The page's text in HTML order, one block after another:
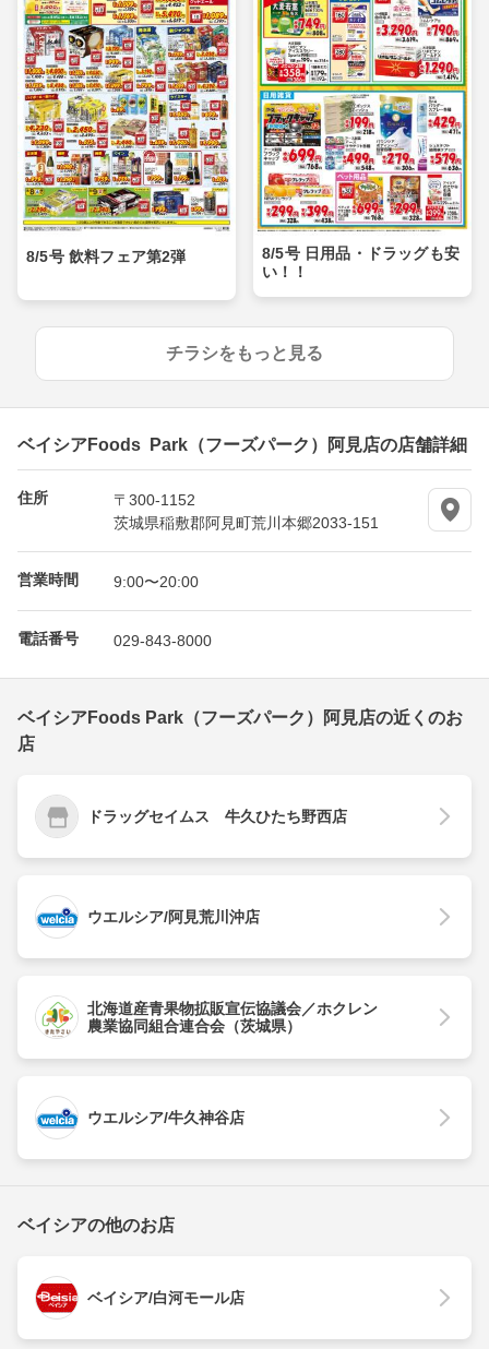
8/5号 飲料フェア第2弾
8/5号 日用品・ドラッグも安
い！！
チラシをもっと見る
ベイシアFoods Park（フーズパーク）阿見店の店舗詳細
住所
〒300-1152
茨城県稲敷郡阿見町荒川本郷2033-151
営業時間 9:00〜20:00
電話番号 029-843-8000
ベイシアFoods Park（フーズパーク）阿見店の近くのお
店
ドラッグセイムス 牛久ひたち野西店
ウエルシア/阿見荒川沖店
北海道産青果物拡販宣伝協議会／ホクレン
農業協同組合連合会（茨城県）
ウエルシア/牛久神谷店
ベイシアの他のお店
ベイシア/白河モール店